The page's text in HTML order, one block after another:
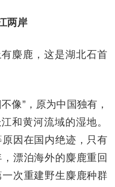
两岸
鹿，这是湖北石首
”，原为中国独有，
和黄河流域的湿地。
因在国内绝迹，只有
漂泊海外的麋鹿重回
次重建野生麋鹿种群